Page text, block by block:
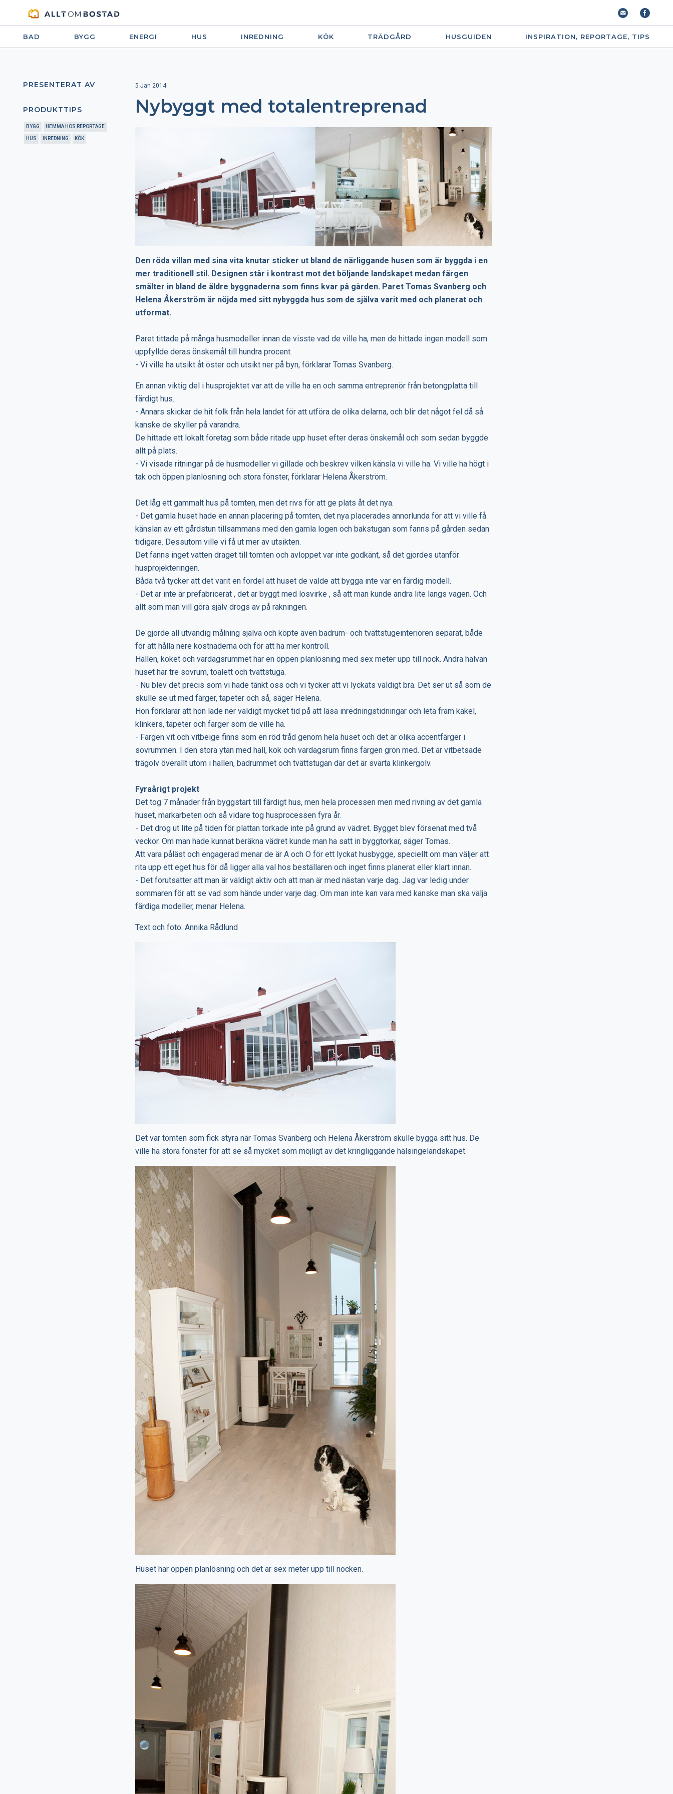
BAD BYGG ENERGI HUS INREDNING KÖK TRÄDGÅRD HUSGUIDEN INSPIRATION, REPORTAGE, TIPS
5 Jan 2014
Nybyggt med totalentreprenad
Den röda villan med sina vita knutar sticker ut bland de närliggande husen som är byggda i en
mer traditionell stil. Designen står i kontrast mot det böljande landskapet medan färgen
smälter in bland de äldre byggnaderna som finns kvar på gården. Paret Tomas Svanberg och
Helena Åkerström är nöjda med sitt nybyggda hus som de själva varit med och planerat och
utformat.
Paret tittade på många husmodeller innan de visste vad de ville ha, men de hittade ingen modell som
uppfyllde deras önskemål till hundra procent.
- Vi ville ha utsikt åt öster och utsikt ner på byn, förklarar Tomas Svanberg.
En annan viktig del i husprojektet var att de ville ha en och samma entreprenör från betongplatta till
färdigt hus.
- Annars skickar de hit folk från hela landet för att utföra de olika delarna, och blir det något fel då så
kanske de skyller på varandra.
De hittade ett lokalt företag som både ritade upp huset efter deras önskemål och som sedan byggde
allt på plats.
- Vi visade ritningar på de husmodeller vi gillade och beskrev vilken känsla vi ville ha. Vi ville ha högt i
tak och öppen planlösning och stora fönster, förklarar Helena Åkerström.
Det låg ett gammalt hus på tomten, men det rivs för att ge plats åt det nya.
- Det gamla huset hade en annan placering på tomten, det nya placerades annorlunda för att vi ville få
känslan av ett gårdstun tillsammans med den gamla logen och bakstugan som fanns på gården sedan
tidigare. Dessutom ville vi få ut mer av utsikten.
Det fanns inget vatten draget till tomten och avloppet var inte godkänt, så det gjordes utanför
husprojekteringen.
Båda två tycker att det varit en fördel att huset de valde att bygga inte var en färdig modell.
- Det är inte är prefabricerat , det är byggt med lösvirke , så att man kunde ändra lite längs vägen. Och
allt som man vill göra själv drogs av på räkningen.
De gjorde all utvändig målning själva och köpte även badrum- och tvättstugeinteriören separat, både
för att hålla nere kostnaderna och för att ha mer kontroll.
Hallen, köket och vardagsrummet har en öppen planlösning med sex meter upp till nock. Andra halvan
huset har tre sovrum, toalett och tvättstuga.
- Nu blev det precis som vi hade tänkt oss och vi tycker att vi lyckats väldigt bra. Det ser ut så som de
skulle se ut med färger, tapeter och så, säger Helena.
Hon förklarar att hon lade ner väldigt mycket tid på att läsa inredningstidningar och leta fram kakel,
klinkers, tapeter och färger som de ville ha.
- Färgen vit och vitbeige finns som en röd tråd genom hela huset och det är olika accentfärger i
sovrummen. I den stora ytan med hall, kök och vardagsrum finns färgen grön med. Det är vitbetsade
trägolv överallt utom i hallen, badrummet och tvättstugan där det är svarta klinkergolv.
Fyraårigt projekt
Det tog 7 månader från byggstart till färdigt hus, men hela processen men med rivning av det gamla
huset, markarbeten och så vidare tog husprocessen fyra år.
- Det drog ut lite på tiden för plattan torkade inte på grund av vädret. Bygget blev försenat med två
veckor. Om man hade kunnat beräkna vädret kunde man ha satt in byggtorkar, säger Tomas.
Att vara påläst och engagerad menar de är A och O för ett lyckat husbygge, speciellt om man väljer att
rita upp ett eget hus för då ligger alla val hos beställaren och inget finns planerat eller klart innan.
- Det förutsätter att man är väldigt aktiv och att man är med nästan varje dag. Jag var ledig under
sommaren för att se vad som hände under varje dag. Om man inte kan vara med kanske man ska välja
färdiga modeller, menar Helena.
Text och foto: Annika Rådlund
Det var tomten som fick styra när Tomas Svanberg och Helena Åkerström skulle bygga sitt hus. De
ville ha stora fönster för att se så mycket som möjligt av det kringliggande hälsingelandskapet.
Huset har öppen planlösning och det är sex meter upp till nocken.
PRESENTERAT AV
PRODUKTTIPS
BYGG HEMMA HOS REPORTAGE
HUS INREDNING KÖK